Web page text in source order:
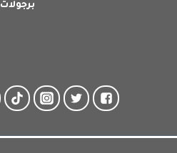
برجولات